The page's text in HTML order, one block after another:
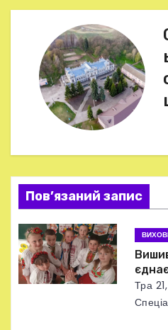
в
і
я
з
а
п
Пов’язаний запис
Тра